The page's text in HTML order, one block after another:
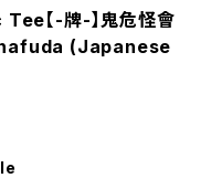
【-牌-】鬼危怪會
(Japanese